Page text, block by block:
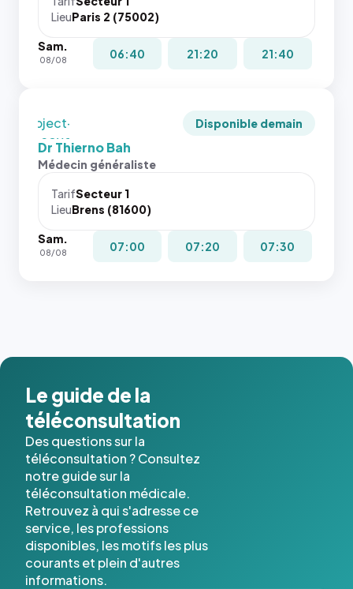
LieuParis 2 (75002)
Sam.
08/08 06:40 21:20 21:40
toutes les
puisque la
`object-
fit: cover`.
Sans ces
navigateur
pas la
place, et
Disponible demain
Dr Thierno Bah
Médecin généraliste
TarifSecteur 1
LieuBrens (81600)
Sam.
08/08 07:00 07:20 07:30
Le guide de la
téléconsultation
Des questions sur la
téléconsultation ? Consultez
notre guide sur la
téléconsultation médicale.
Retrouvez à qui s'adresse ce
service, les professions
disponibles, les motifs les plus
courants et plein d'autres
informations.